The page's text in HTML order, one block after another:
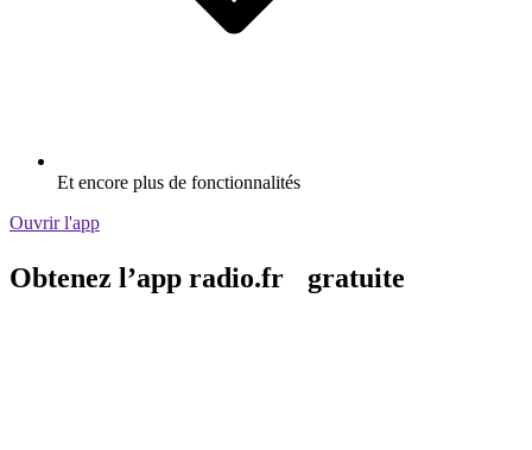
Et encore plus de fonctionnalités
Ouvrir l'app
Obtenez l’app radio.fr gratuite